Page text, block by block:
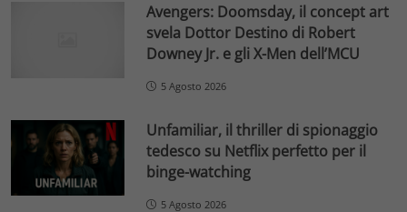
Avengers: Doomsday, il concept art
svela Dottor Destino di Robert
Downey Jr. e gli X-Men dell’MCU
5 Agosto 2026
Unfamiliar, il thriller di spionaggio
tedesco su Netflix perfetto per il
binge-watching
5 Agosto 2026